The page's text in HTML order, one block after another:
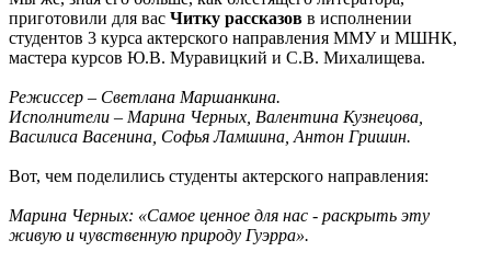
приготовили для вас Читку рассказов в исполнении
студентов 3 курса актерского направления ММУ и МШНК,
мастера курсов Ю.В. Муравицкий и С.В. Михалищева.
Режиссер – Светлана Маршанкина.
Исполнители – Марина Черных, Валентина Кузнецова,
Василиса Васенина, Софья Ламшина, Антон Гришин.
Вот, чем поделились студенты актерского направления:
Марина Черных: «Самое ценное для нас - раскрыть эту
живую и чувственную природу Гуэрра».